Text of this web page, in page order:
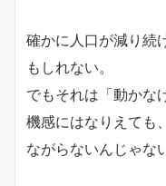
確かに人口が減り続
もしれない。
でもそれは「動かな
機感にはなりえても
ながらないんじゃな